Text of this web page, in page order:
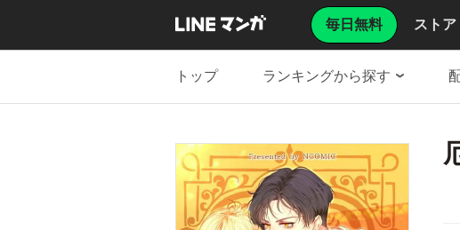
毎日無料 ストア
トップ ランキングから探す